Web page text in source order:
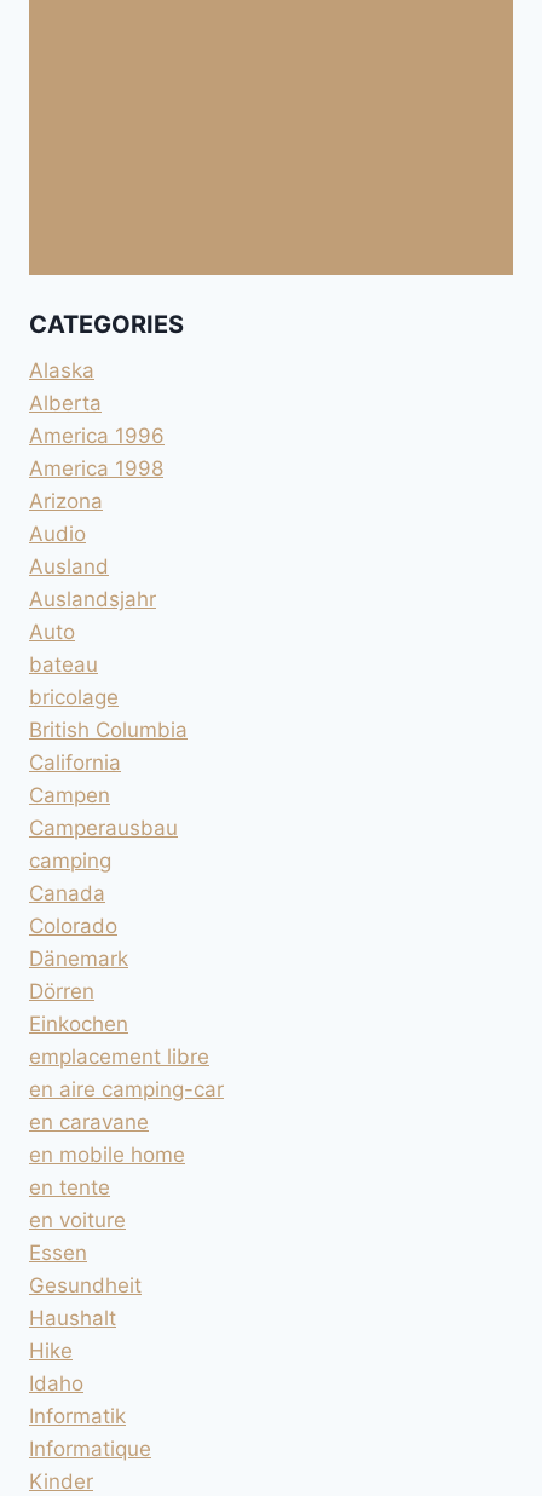
CATEGORIES
Alaska
Alberta
America 1996
America 1998
Arizona
Audio
Ausland
Auslandsjahr
Auto
bateau
bricolage
British Columbia
California
Campen
Camperausbau
camping
Canada
Colorado
Dänemark
Dörren
Einkochen
emplacement libre
en aire camping-car
en caravane
en mobile home
en tente
en voiture
Essen
Gesundheit
Haushalt
Hike
Idaho
Informatik
Informatique
Kinder